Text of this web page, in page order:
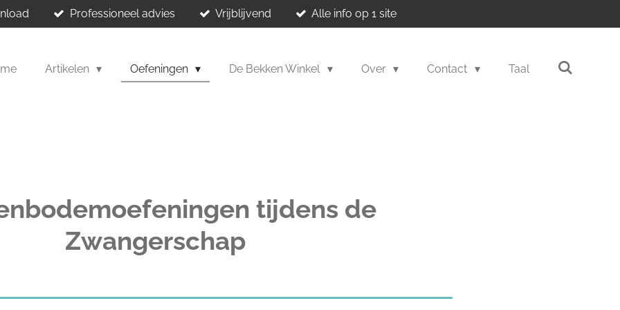
Professioneel advies Vrijblijvend Alle info op 1 site
Artikelen Oefeningen De Bekken Winkel Over Contact Taal
tijdens de
Zwangerschap